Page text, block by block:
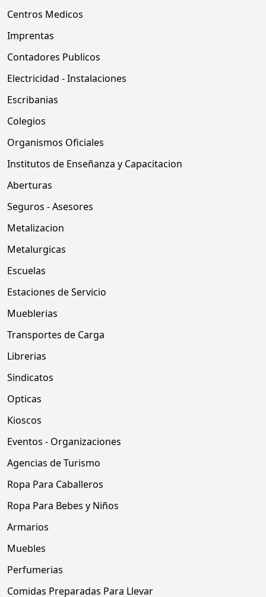
Centros Medicos
Imprentas
Contadores Publicos
Electricidad - Instalaciones
Escribanias
Colegios
Organismos Oficiales
Institutos de Enseñanza y Capacitacion
Aberturas
Seguros - Asesores
Metalizacion
Metalurgicas
Escuelas
Estaciones de Servicio
Mueblerias
Transportes de Carga
Librerias
Sindicatos
Opticas
Kioscos
Eventos - Organizaciones
Agencias de Turismo
Ropa Para Caballeros
Ropa Para Bebes y Niños
Armarios
Muebles
Perfumerias
Comidas Preparadas Para Llevar